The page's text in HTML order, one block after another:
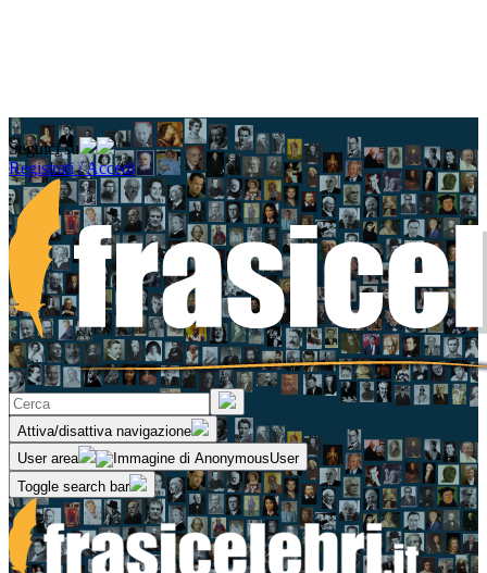
Seguici su
Registrati / Accedi
Attiva/disattiva navigazione
User area
Toggle search bar